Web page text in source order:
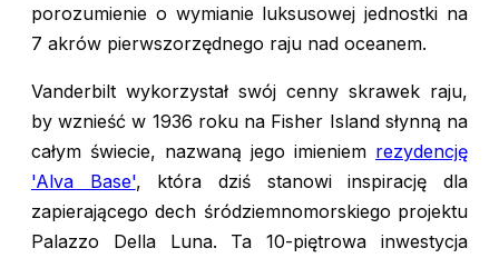
porozumienie o wymianie luksusowej jednostki na
7 akrów pierwszorzędnego raju nad oceanem.
Vanderbilt wykorzystał swój cenny skrawek raju,
by wznieść w 1936 roku na Fisher Island słynną na
całym świecie, nazwaną jego imieniem rezydencję
'Alva Base', która dziś stanowi inspirację dla
zapierającego dech śródziemnomorskiego projektu
Palazzo Della Luna. Ta 10-piętrowa inwestycja